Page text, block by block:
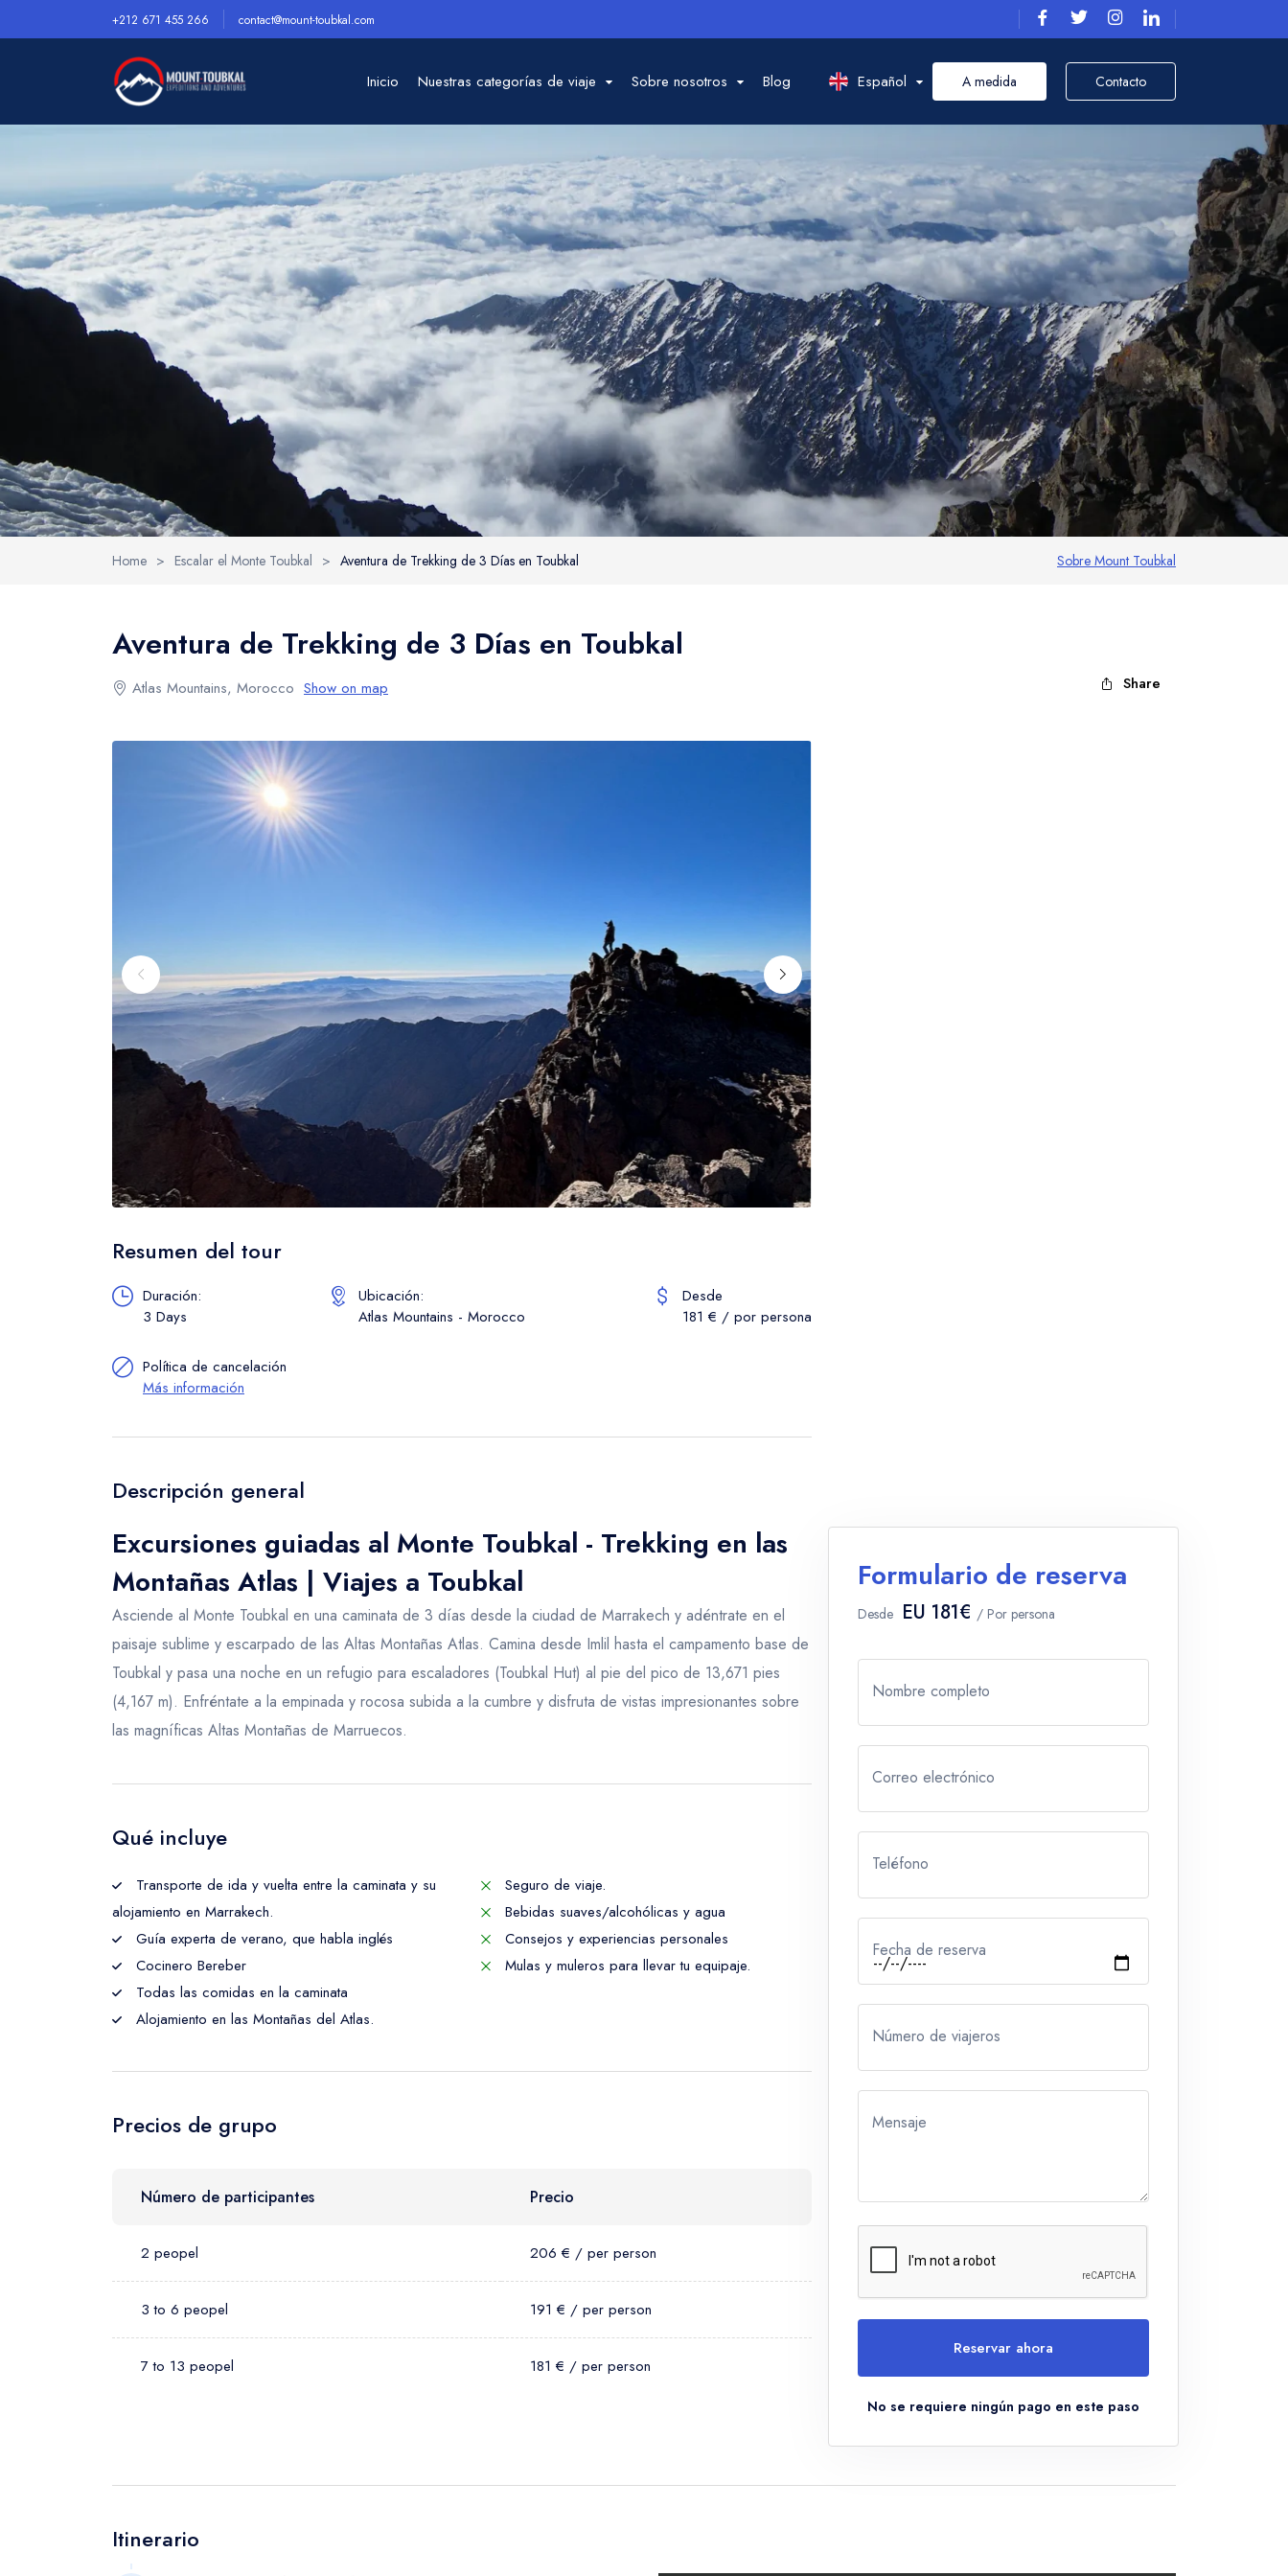
+212 671 455 266 contact@mount-toubkal.com
Inicio Nuestras categorías de viaje Sobre nosotros Blog Español A medida Contacto
Home > Escalar el Monte Toubkal > Aventura de Trekking de 3 Días en Toubkal Sobre Mount Toubkal
Aventura de Trekking de 3 Días en Toubkal
Atlas Mountains, Morocco Show on map Share
Resumen del tour
Duración:
3 Days
Ubicación:
Atlas Mountains - Morocco
Desde
181 € / por persona
Política de cancelación
Más información
Descripción general
Excursiones guiadas al Monte Toubkal - Trekking en las
Montañas Atlas | Viajes a Toubkal
Asciende al Monte Toubkal en una caminata de 3 días desde la ciudad de Marrakech y adéntrate en el
paisaje sublime y escarpado de las Altas Montañas Atlas. Camina desde Imlil hasta el campamento base de
Toubkal y pasa una noche en un refugio para escaladores (Toubkal Hut) al pie del pico de 13,671 pies
(4,167 m). Enfréntate a la empinada y rocosa subida a la cumbre y disfruta de vistas impresionantes sobre
las magníficas Altas Montañas de Marruecos.
Qué incluye
Transporte de ida y vuelta entre la caminata y su
alojamiento en Marrakech.
Guía experta de verano, que habla inglés
Cocinero Bereber
Todas las comidas en la caminata
Alojamiento en las Montañas del Atlas.
Seguro de viaje.
Bebidas suaves/alcohólicas y agua
Consejos y experiencias personales
Mulas y muleros para llevar tu equipaje.
Precios de grupo
Número de participantes Precio
2 peopel 206 € / per person
3 to 6 peopel 191 € / per person
7 to 13 peopel 181 € / per person
Formulario de reserva
Desde EU 181€ / Por persona
Nombre completo
Correo electrónico
Teléfono
Fecha de reserva
Número de viajeros
Mensaje
Reservar ahora
No se requiere ningún pago en este paso
Itinerario